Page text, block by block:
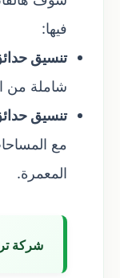
فيها:
تنسيق
شاملة من
تنسيق
مع
المعمرة.
شركة